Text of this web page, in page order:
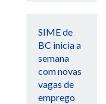
SIME de
BC inicia a
semana
com novas
vagas de
emprego